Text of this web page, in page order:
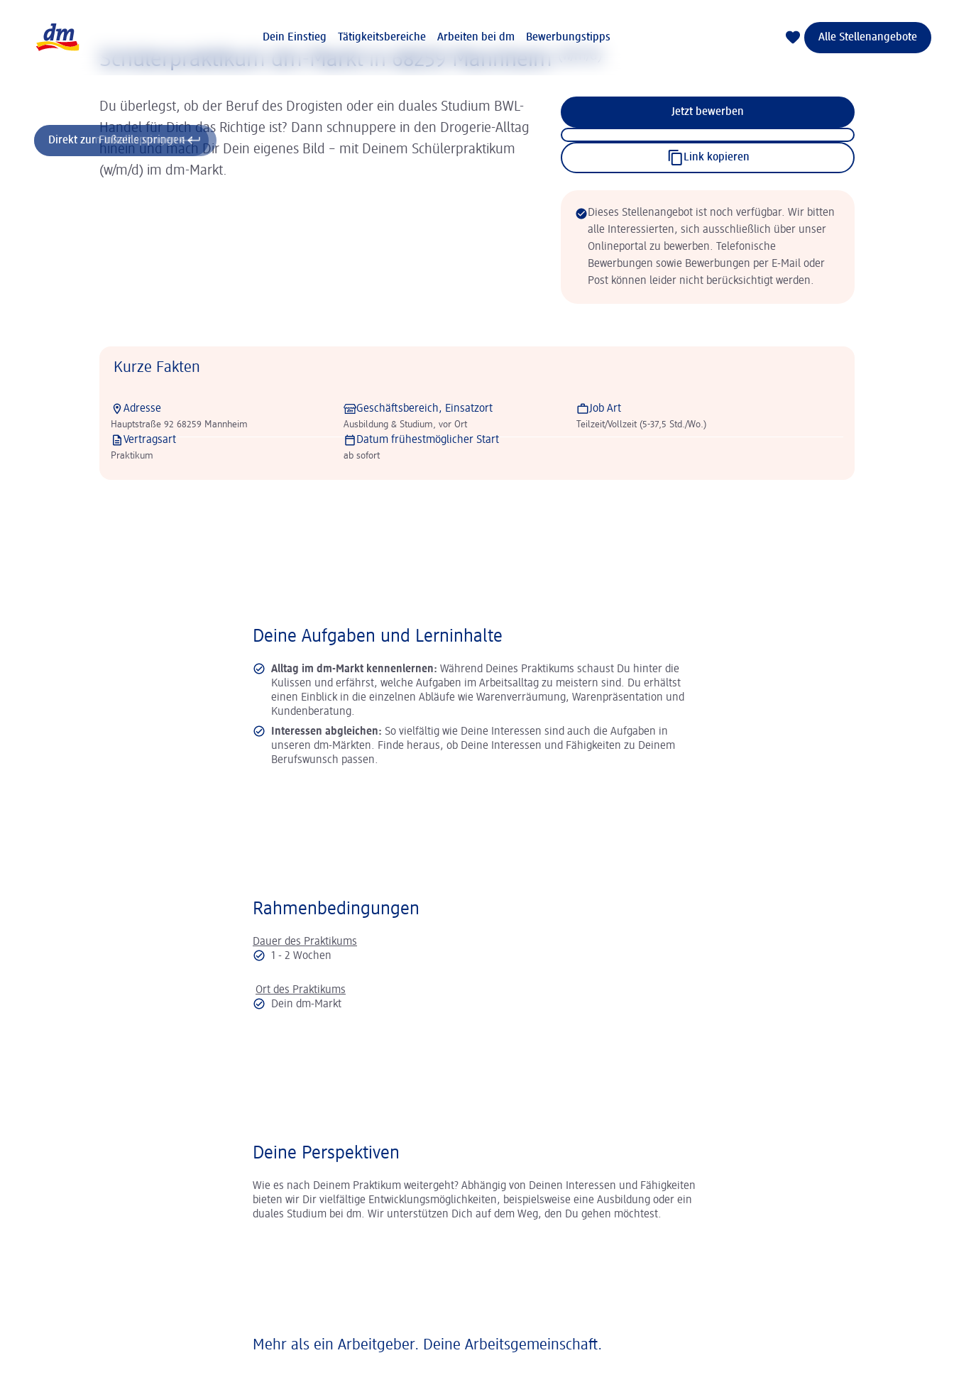
Direkt zum Inhalt springen
Direkt zur Fußzeile springen
Dein Einstieg
Tätigkeitsbereiche Arbeiten bei dm Bewerbungstipps Alle Stellenangebote
Schülerpraktikum dm-Markt in 68259 Mannheim
Du überlegst, ob der Beruf des Drogisten oder ein duales Studium BWL-
Handel für Dich das Richtige ist? Dann schnuppere in den Drogerie-Alltag
hinein und mach Dir Dein eigenes Bild – mit Deinem Schülerpraktikum
(w/m/d) im dm-Markt.
Jetzt bewerben
Link kopieren
Dieses Stellenangebot ist noch verfügbar. Wir bitten
alle Interessierten, sich ausschließlich über unser
Onlineportal zu bewerben. Telefonische
Bewerbungen sowie Bewerbungen per E-Mail oder
Post können leider nicht berücksichtigt werden.
Kurze Fakten
Adresse
Hauptstraße 92 68259 Mannheim
Geschäftsbereich, Einsatzort
Ausbildung & Studium, vor Ort
Job Art
Teilzeit/Vollzeit (5-37,5 Std./Wo.)
Vertragsart
Praktikum
Datum frühestmöglicher Start
ab sofort
Deine Aufgaben und Lerninhalte
Alltag im dm-Markt kennenlernen: Während Deines Praktikums schaust Du hinter die
Kulissen und erfährst, welche Aufgaben im Arbeitsalltag zu meistern sind. Du erhältst
einen Einblick in die einzelnen Abläufe wie Warenverräumung, Warenpräsentation und
Kundenberatung.
Interessen abgleichen: So vielfältig wie Deine Interessen sind auch die Aufgaben in
unseren dm-Märkten. Finde heraus, ob Deine Interessen und Fähigkeiten zu Deinem
Berufswunsch passen.
Rahmenbedingungen
Dauer des Praktikums
1 - 2 Wochen
Ort des Praktikums
Dein dm-Markt
Deine Perspektiven
Wie es nach Deinem Praktikum weitergeht? Abhängig von Deinen Interessen und Fähigkeiten
bieten wir Dir vielfältige Entwicklungsmöglichkeiten, beispielsweise eine Ausbildung oder ein
duales Studium bei dm. Wir unterstützen Dich auf dem Weg, den Du gehen möchtest.
Mehr als ein Arbeitgeber. Deine Arbeitsgemeinschaft.